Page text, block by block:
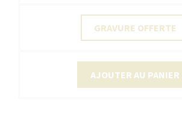
GRAVURE OFFERTE
AJOUTER AU PANIER